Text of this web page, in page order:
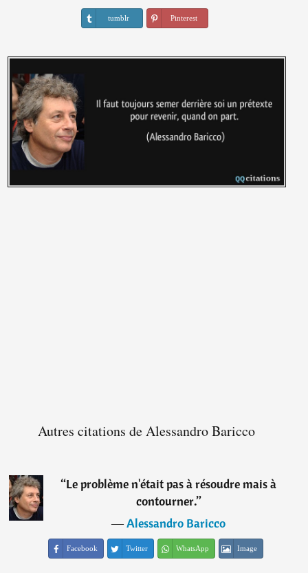
tumblr Pinterest
Autres citations de Alessandro Baricco
“Le problème n'était pas à résoudre mais à
contourner.”
―Alessandro Baricco
Facebook Twitter WhatsApp Image